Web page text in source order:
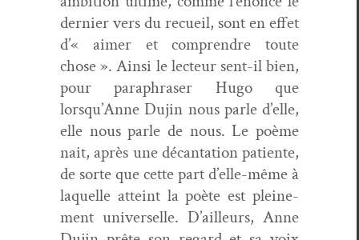
dernier vers du recueil, sont en effet
d’« aimer et com­pren­dre toute
chose ». Ain­si le lecteur sent-il bien,
pour para­phras­er Hugo que
lorsqu’Anne Dujin nous par­le d’elle,
elle nous par­le de nous. Le poème
nait, après une décan­ta­tion patiente,
de sorte que cette part d’elle-même à
laque­lle atteint la poète est pleine­
ment uni­verselle. D’ailleurs, Anne